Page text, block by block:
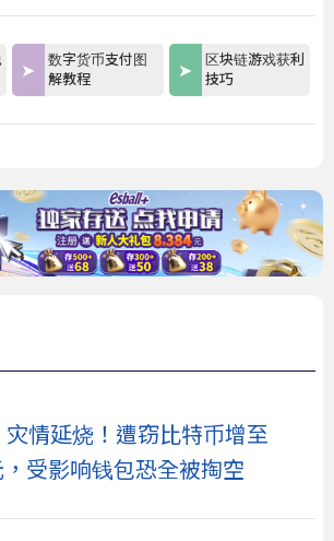
数字货币支付图
解教程
区块链游戏获利
技巧
灾情延烧！遭窃比特币增至
，受影响钱包恐全被掏空